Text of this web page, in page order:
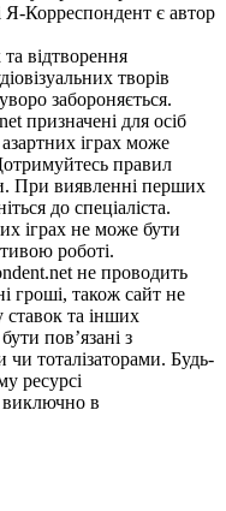
Я-Корреспондент є автор
відтворення
творів
забороняється.
призначені для осіб
іграх може
правил
При виявленні перших
до спеціаліста.
іграх не може бути
роботі.
не проводить
гроші, також сайт не
ставок та інших
пов’язані з
тоталізаторами. Будь-
ресурсі
виключно в